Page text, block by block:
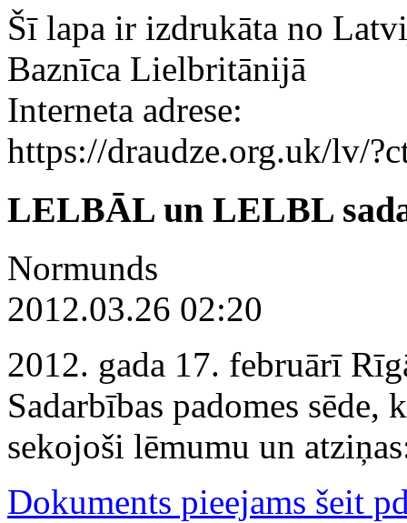
Šī lapa ir izdrukāta no
Baznīca Lielbritānijā
Interneta adrese:
https://draudze.org.uk/lv/
LELBĀL un LELBL
Normunds
2012.03.26 02:20
2012. gada 17. februārī
Sadarbības padomes sēde,
sekojoši lēmumu un
Dokuments pieejams šeit